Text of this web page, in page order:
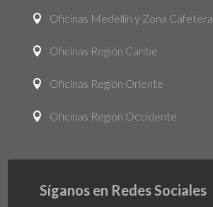
 Oficinas Medellín y Zona Cafetera
 Oficinas Región Caribe
 Oficinas Región Oriente
 Oficinas Región Occidente
Síganos en Redes Sociales